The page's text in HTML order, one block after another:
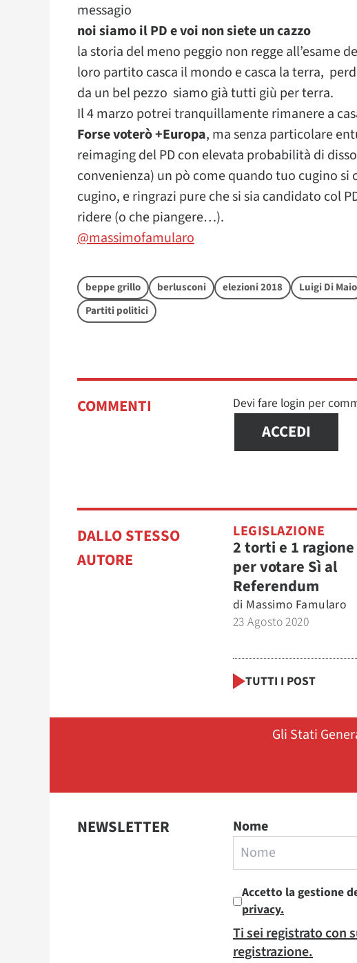
messagio
noi siamo il PD e voi non siete un cazzo
la storia del meno peggio non regge all’esame
loro partito casca il mondo e casca la terra,
da un bel pezzo siamo già tutti giù per terra.
Il 4 marzo potrei tranquillamente rimanere a
Forse voterò +Europa, ma senza particolare
reimaging del PD con elevata probabilità di
convenienza) un pò come quando tuo cugino si
cugino, e ringrazi pure che si sia candidato col
ridere (o che piangere…).
@massimofamularo
beppe grillo berlusconi elezioni 2018 Luigi Di Maio
Partiti politici
COMMENTI Devi fare login per
ACCEDI
DALLO STESSO
AUTORE
LEGISLAZIONE
2 torti e 1 ragione
per votare Sì al
Referendum
di Massimo Famularo
23 Agosto 2020
TUTTI I POST
Gli Stati
NEWSLETTER Nome
Accetto la gestione
privacy.
Ti sei registrato con
registrazione.